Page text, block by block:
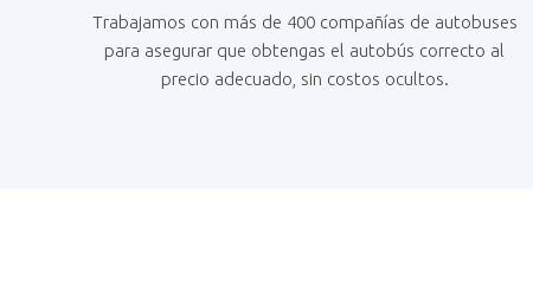
Trabajamos con más de 400 compañías de autobuses
para asegurar que obtengas el autobús correcto al
precio adecuado, sin costos ocultos.